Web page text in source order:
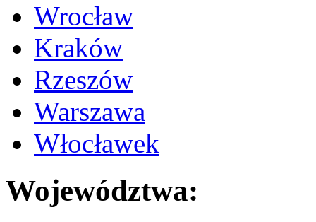
Wrocław
Kraków
Rzeszów
Warszawa
Włocławek
Województwa: